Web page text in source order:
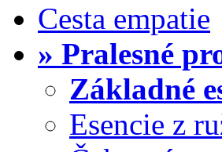
Cesta empatie
» Pralesné
Základné
Esencie z